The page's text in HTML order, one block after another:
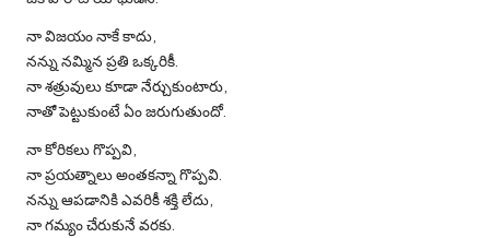
నా విజయం నాకే కాదు,
నన్ను నమ్మిన ప్రతి ఒక్కరికీ.
నా శత్రువులు కూడా నేర్చుకుంటారు,
నాతో పెట్టుకుంటే ఏం జరుగుతుందో.
నా కోరికలు గొప్పవి,
నా ప్రయత్నాలు అంతకన్నా గొప్పవి.
నన్ను ఆపడానికి ఎవరికీ శక్తి లేదు,
నా గమ్యం చేరుకునే వరకు.